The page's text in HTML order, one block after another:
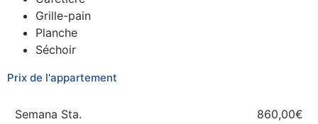
Grille-pain
Planche
Séchoir
Prix de l'appartement
Semana Sta.
860,00€